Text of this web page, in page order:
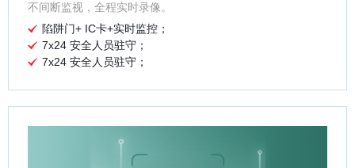
不间断监视，全程实时录像。
陷阱门+ IC卡+实时监控；
7x24 安全人员驻守；
7x24 安全人员驻守；